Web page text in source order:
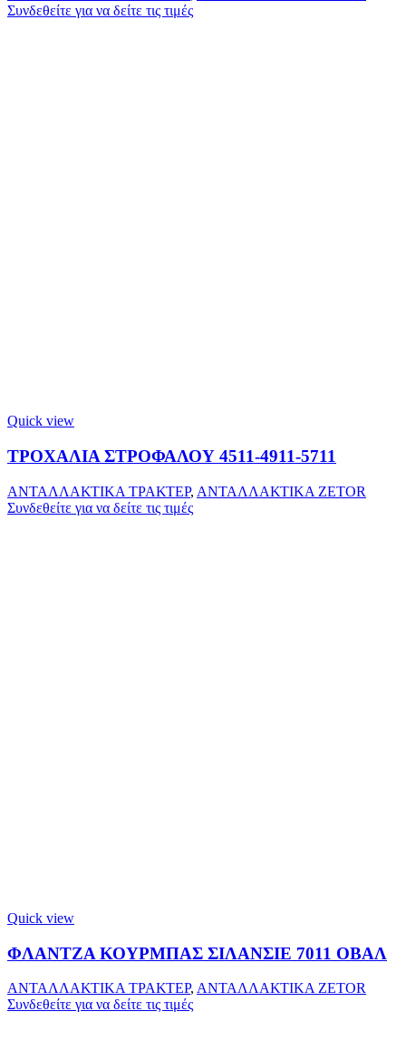
Συνδεθείτε για να δείτε τις τιμές
Quick view
ΤΡΟΧΑΛΙΑ ΣΤΡΟΦΑΛΟΥ 4511-4911-5711
ΑΝΤΑΛΛΑΚΤΙΚΑ ΤΡΑΚΤΕΡ, ΑΝΤΑΛΛΑΚΤΙΚΑ ZETOR
Συνδεθείτε για να δείτε τις τιμές
Quick view
ΦΛΑΝΤΖΑ ΚΟΥΡΜΠΑΣ ΣΙΛΑΝΣΙΕ 7011 ΟΒΑΛ
ΑΝΤΑΛΛΑΚΤΙΚΑ ΤΡΑΚΤΕΡ, ΑΝΤΑΛΛΑΚΤΙΚΑ ZETOR
Συνδεθείτε για να δείτε τις τιμές